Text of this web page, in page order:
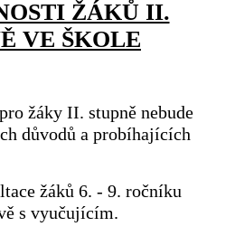
ŽÁKŮ II.
VE ŠKOLE
žáky II. stupně nebude
důvodů a probíhajících
žáků 6. - 9. ročníku
s vyučujícím.